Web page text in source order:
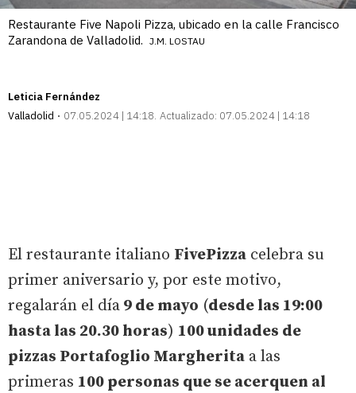
Restaurante Five Napoli Pizza, ubicado en la calle Francisco
Zarandona de Valladolid. J.M. LOSTAU
Leticia Fernández
Valladolid
07.05.2024 | 14:18 Actualizado: 07.05.2024 | 14:18
El restaurante italiano FivePizza celebra su
primer aniversario y, por este motivo,
regalarán el día 9 de mayo (desde las 19:00
hasta las 20.30 horas) 100 unidades de
pizzas Portafoglio Margherita a las
primeras 100 personas que se acerquen al